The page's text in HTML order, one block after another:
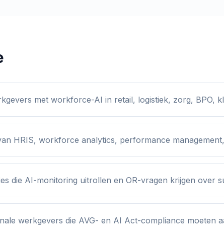
met workforce-AI in retail, logistiek, zorg, BPO,
HRIS, workforce analytics, performance
die AI-monitoring uitrollen en OR-vragen krijgen over
werkgevers die AVG- en AI Act-compliance moeten